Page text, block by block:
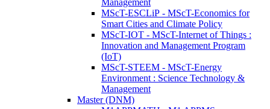
Management
MScT-ESCLiP - MScT-Economics for
Smart Cities and Climate Policy
MScT-IOT - MScT-Internet of Things :
Innovation and Management Program
(IoT)
MScT-STEEM - MScT-Energy
Environment : Science Technology &
Management
Master (DNM)